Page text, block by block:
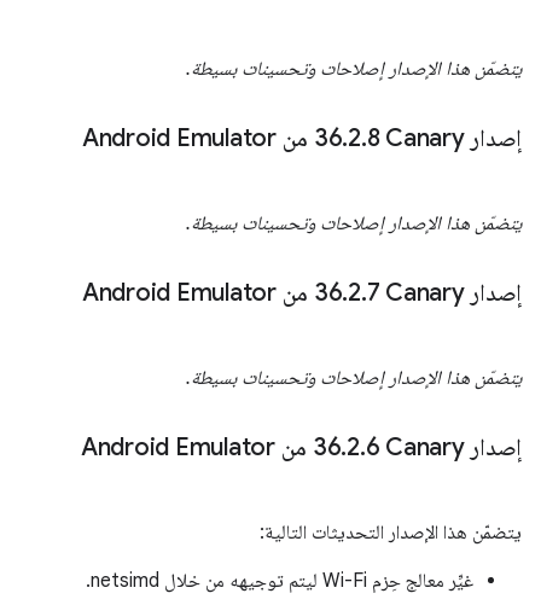
يتضمّن هذا الإصدار إصلاحات وتحسينات بسيطة.
إصدار Canary‏ 36 .2.8 من Android Emulator
يتضمّن هذا الإصدار إصلاحات وتحسينات بسيطة.
إصدار Canary‏ 36 .2.7 من Android Emulator
يتضمّن هذا الإصدار إصلاحات وتحسينات بسيطة.
إصدار Canary‏ 36 .2.6 من Android Emulator
يتضمّن هذا الإصدار التحديثات التالية:
غيِّر معالج حِزم Wi-Fi ليتم توجيهه من خلال netsimd.